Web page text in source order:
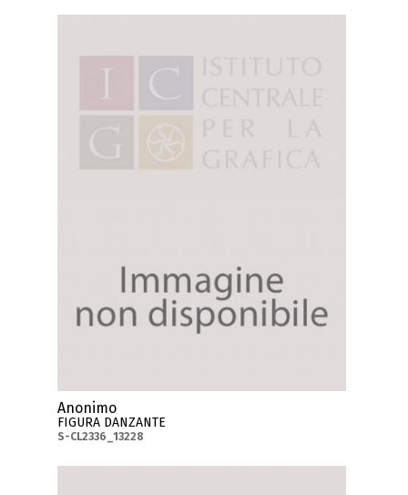
Anonimo
FIGURA DANZANTE
S-CL2336_13228